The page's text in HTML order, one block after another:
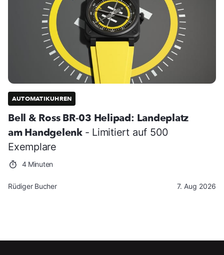
AUTOMATIKUHREN
Bell & Ross BR-03 Helipad: Landeplatz
am Handgelenk - Limitiert auf 500
Exemplare
4 Minuten
Rüdiger Bucher 7. Aug 2026